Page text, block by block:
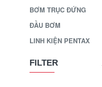
BƠM TRỤC ĐỨNG
ĐẦU BƠM
LINH KIỆN PENTAX
FILTER